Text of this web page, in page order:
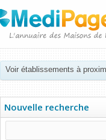
Voir établissements à
Nouvelle recherche